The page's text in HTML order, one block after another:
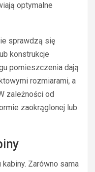
optymalne
sprawdzą się
konstrukcje
pomieszczenia dają
rozmiarami, a
zależności od
zaokrąglonej lub
Zarówno sama